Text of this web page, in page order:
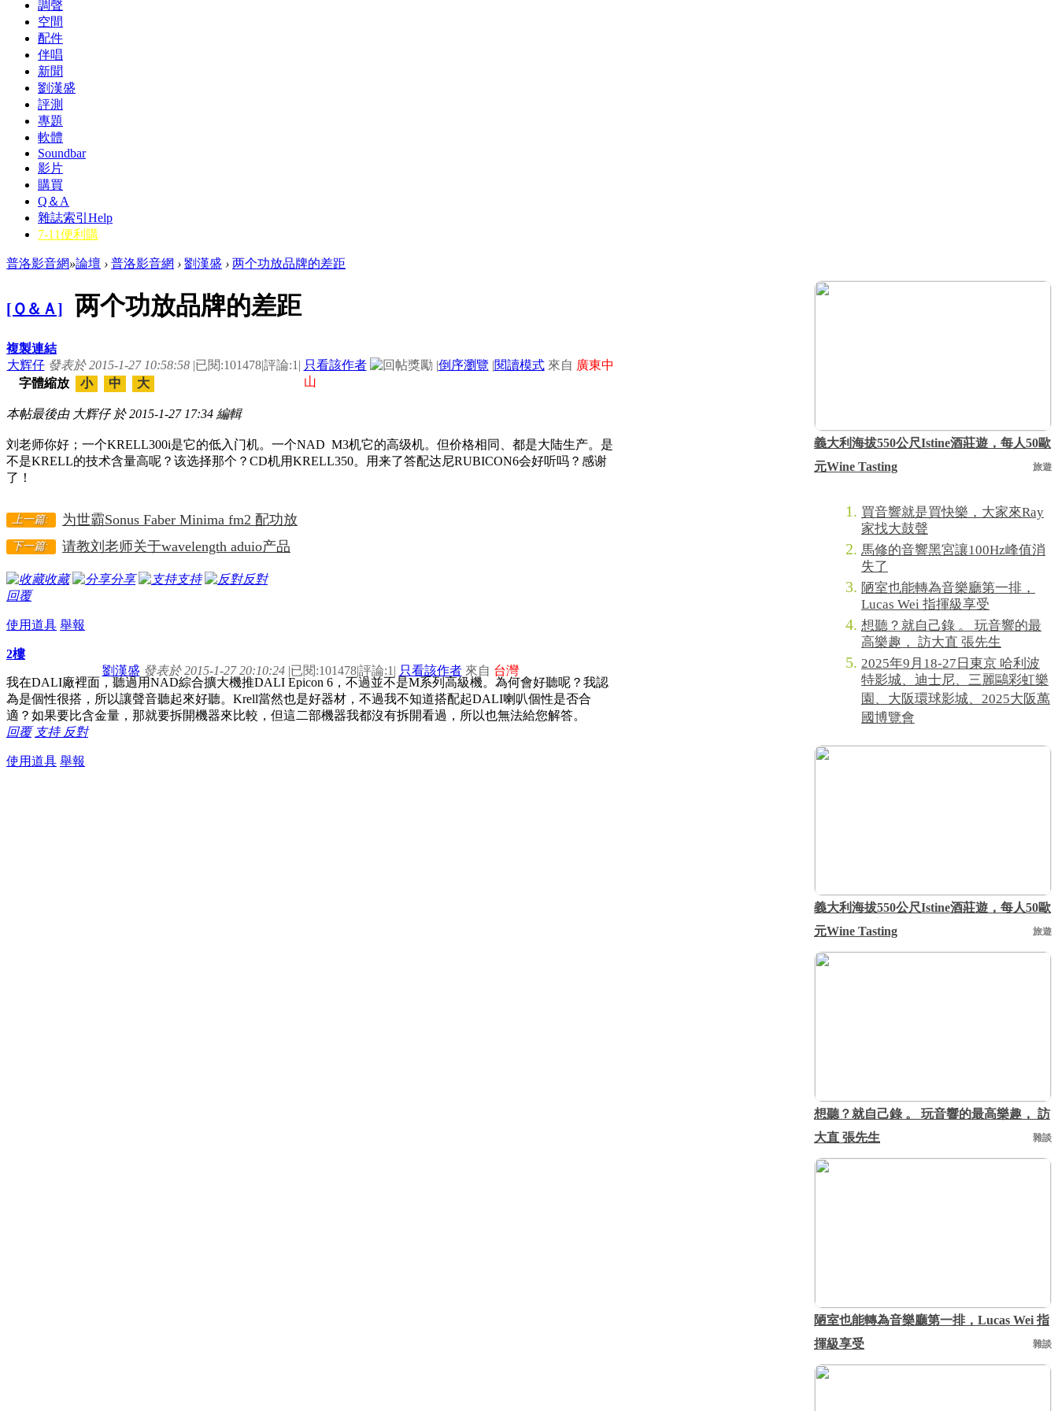
調聲
空間
配件
伴唱
新聞
劉漢盛
評測
專題
軟體
Soundbar
影片
購買
Q＆A
雜誌索引 Help
7-11便利購
普洛影音網»論壇 › 普洛影音網 › 劉漢盛 › 两个功放品牌的差距
[Ｑ＆Ａ] 两个功放品牌的差距
複製連結
大辉仔 發表於 2015-1-27 10:58:58 |已閱:101478|評論:1 | 只看該作者 |倒序瀏覽 |閱讀模式來自 廣東中
山
字體縮放 小 中 大
本帖最後由 大辉仔 於 2015-1-27 17:34 編輯
刘老师你好；一个KRELL300i是它的低入门机。一个NAD M3机它的高级机。但价格相同、都是大陆生产。是
不是KRELL的技术含量高呢？该选择那个？CD机用KRELL350。用来了答配达尼RUBICON6会好听吗？感谢
了！
上一篇: 为世霸Sonus Faber Minima fm2 配功放
下一篇: 请教刘老师关于wavelength aduio产品
收藏 分享 支持
反對
回覆
使用道具 舉報
2樓
劉漢盛 發表於 2015-1-27 20:10:24 |已閱:101478|評論:1 | 只看該作者來自 台灣
我在DALI廠裡面，聽過用NAD綜合擴大機推DALI Epicon 6，不過並不是M系列高級機。為何會好聽呢？我認
為是個性很搭，所以讓聲音聽起來好聽。Krell當然也是好器材，不過我不知道搭配起DALI喇叭個性是否合
適？如果要比含金量，那就要拆開機器來比較，但這二部機器我都沒有拆開看過，所以也無法給您解答。
回覆 支持 反對
使用道具 舉報
義大利海拔550公尺Istine酒莊遊，每人50歐
元Wine Tasting
旅遊
買音響就是買快樂，大家來Ray
家找大鼓聲
馬修的音響黑宮讓100Hz峰值消
失了
陋室也能轉為音樂廳第一排，
Lucas Wei 指揮級享受
想聽？就自己錄 。 玩音響的最
高樂趣， 訪大直 張先生
2025年9月18-27日東京 哈利波
特影城、迪士尼、三麗鷗彩虹樂
園、大阪環球影城、2025大阪萬
國博覽會
義大利海拔550公尺Istine酒莊遊，每人50歐
元Wine Tasting
旅遊
想聽？就自己錄 。 玩音響的最高樂趣， 訪
大直 張先生
雜談
陋室也能轉為音樂廳第一排，Lucas Wei 指
揮級享受
雜談